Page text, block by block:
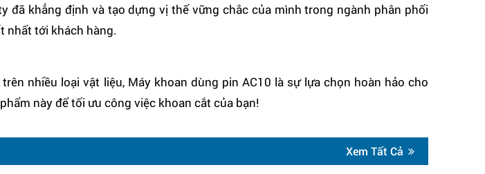
đã khẳng định và tạo dựng vị thế vững chắc của mình trong ngành phân phối
nhất tới khách hàng.
nhiều loại vật liệu, Máy khoan dùng pin AC10 là sự lựa chọn hoàn hảo cho
này để tối ưu công việc khoan cắt của bạn!
Xem Tất Cả